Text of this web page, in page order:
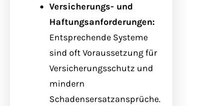
Versicherungs- und
Haftungsanforderungen:
Entsprechende Systeme
sind oft Voraussetzung für
Versicherungsschutz und
mindern
Schadensersatzansprüche.